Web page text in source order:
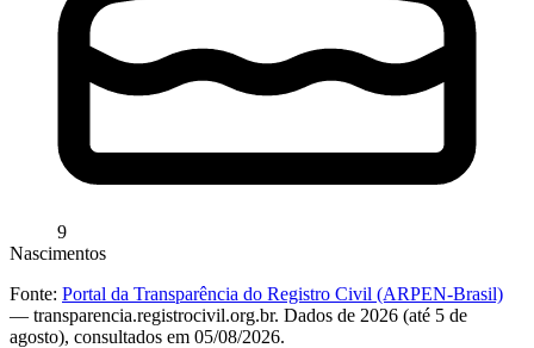
9
Nascimentos
Fonte: Portal da Transparência do Registro Civil (ARPEN-Brasil)
— transparencia.registrocivil.org.br. Dados de 2026 (até 5 de
agosto), consultados em 05/08/2026.